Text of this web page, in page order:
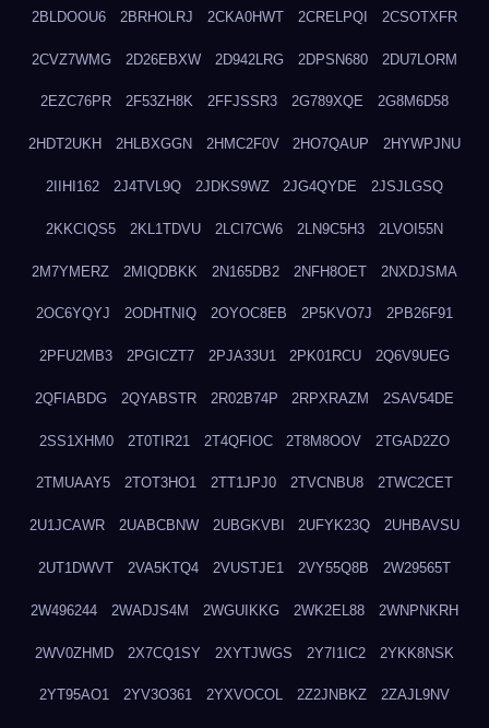
2BLDOOU6 2BRHOLRJ 2CKA0HWT 2CRELPQI 2CSOTXFR
2CVZ7WMG 2D26EBXW 2D942LRG 2DPSN680 2DU7LORM
2EZC76PR 2F53ZH8K 2FFJSSR3 2G789XQE 2G8M6D58
2HDT2UKH 2HLBXGGN 2HMC2F0V 2HO7QAUP 2HYWPJNU
2IIHI162 2J4TVL9Q 2JDKS9WZ 2JG4QYDE 2JSJLGSQ
2KKCIQS5 2KL1TDVU 2LCI7CW6 2LN9C5H3 2LVOI55N
2M7YMERZ 2MIQDBKK 2N165DB2 2NFH8OET 2NXDJSMA
2OC6YQYJ 2ODHTNIQ 2OYOC8EB 2P5KVO7J 2PB26F91
2PFU2MB3 2PGICZT7 2PJA33U1 2PK01RCU 2Q6V9UEG
2QFIABDG 2QYABSTR 2R02B74P 2RPXRAZM 2SAV54DE
2SS1XHM0 2T0TIR21 2T4QFIOC 2T8M8OOV 2TGAD2ZO
2TMUAAY5 2TOT3HO1 2TT1JPJ0 2TVCNBU8 2TWC2CET
2U1JCAWR 2UABCBNW 2UBGKVBI 2UFYK23Q 2UHBAVSU
2UT1DWVT 2VA5KTQ4 2VUSTJE1 2VY55Q8B 2W29565T
2W496244 2WADJS4M 2WGUIKKG 2WK2EL88 2WNPNKRH
2WV0ZHMD 2X7CQ1SY 2XYTJWGS 2Y7I1IC2 2YKK8NSK
2YT95AO1 2YV3O361 2YXVOCOL 2Z2JNBKZ 2ZAJL9NV